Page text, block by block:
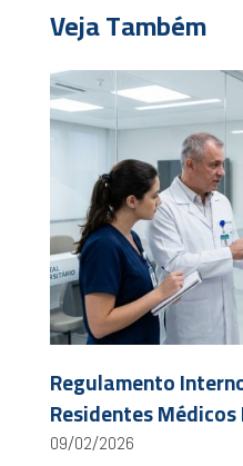
Veja Também
Regulamento
Residentes Médicos
09/02/2026